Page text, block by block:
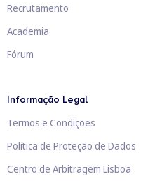
Recrutamento
Academia
Fórum
Informação Legal
Termos e Condições
Política de Proteção de Dados
Centro de Arbitragem Lisboa